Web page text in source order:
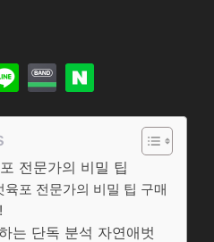
전문가의 비밀 팁
포 전문가의 비밀 팁 구매
는 단독 분석 자연애벗